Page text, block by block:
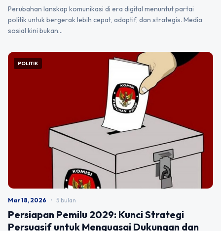
Perubahan lanskap komunikasi di era digital menuntut partai
politik untuk bergerak lebih cepat, adaptif, dan strategis. Media
sosial kini bukan…
POLITIK
Mar 18, 2026 • 5 bulan
Persiapan Pemilu 2029: Kunci Strategi
Persuasif untuk Menguasai Dukungan dan